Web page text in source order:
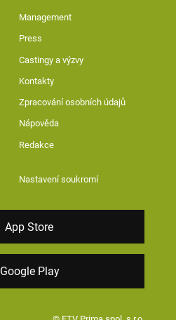
Management
Press
Castingy a výzvy
Kontakty
Zpracování osobních údajů
Nápověda
Redakce
Nastavení soukromí
App Store
Google Play